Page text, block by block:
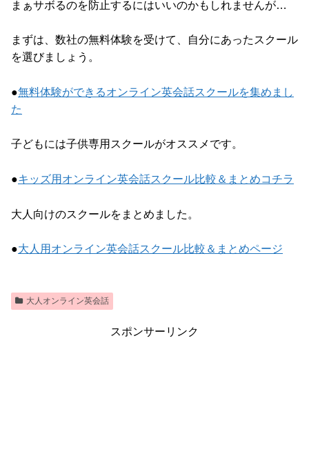
まぁサボるのを防止するにはいいのかもしれませんが…
まずは、数社の無料体験を受けて、自分にあったスクール
を選びましょう。
●無料体験ができるオンライン英会話スクールを集めまし
た
子どもには子供専用スクールがオススメです。
●キッズ用オンライン英会話スクール比較＆まとめコチラ
大人向けのスクールをまとめました。
●大人用オンライン英会話スクール比較＆まとめページ
大人オンライン英会話
スポンサーリンク